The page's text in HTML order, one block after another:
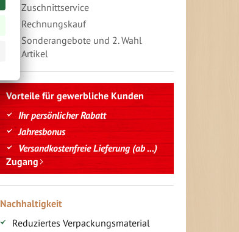
Zuschnittservice
Rechnungskauf
Sonderangebote und 2. Wahl
Artikel
Vorteile für gewerbliche Kunden
Ihr persönlicher Rabatt
Jahresbonus
Versandkostenfreie Lieferung (ab ...)
Zugang
Nachhaltigkeit
Reduziertes Verpackungsmaterial